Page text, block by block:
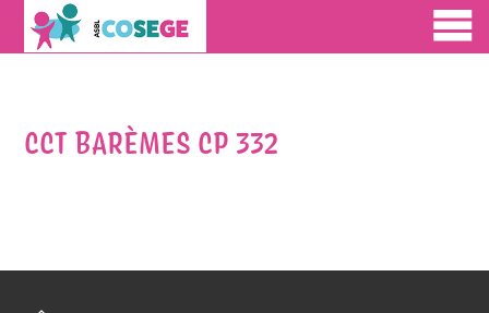
CCT BARÈMES CP 332